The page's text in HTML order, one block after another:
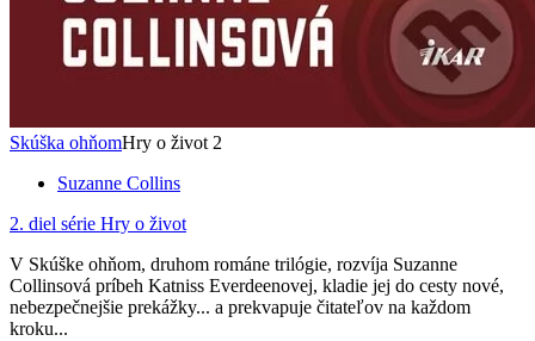
Skúška ohňomHry o život 2
Suzanne Collins
2. diel série Hry o život
V Skúške ohňom, druhom románe trilógie, rozvíja Suzanne
Collinsová príbeh Katniss Everdeenovej, kladie jej do cesty nové,
nebezpečnejšie prekážky... a prekvapuje čitateľov na každom
kroku...